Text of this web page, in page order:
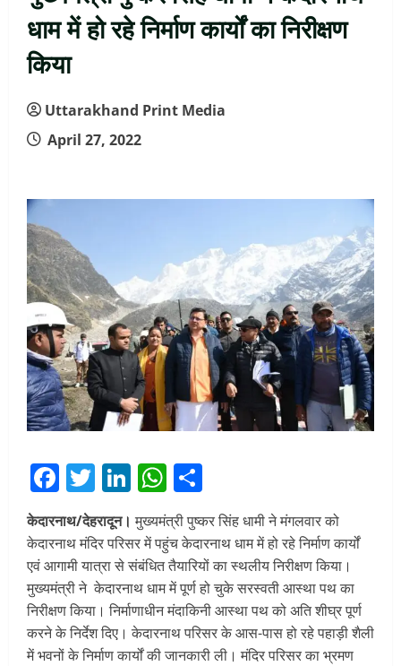
धाम में हो रहे निर्माण कार्यों का निरीक्षण
किया
Uttarakhand Print Media
April 27, 2022
Facebook
Twitter
LinkedIn
WhatsApp
केदारनाथ/देहरादून। मुख्यमंत्री पुष्कर सिंह धामी ने मंगलवार को
केदारनाथ मंदिर परिसर में पहुंच केदारनाथ धाम में हो रहे निर्माण कार्यों
एवं आगामी यात्रा से संबंधित तैयारियों का स्थलीय निरीक्षण किया।
मुख्यमंत्री ने केदारनाथ धाम में पूर्ण हो चुके सरस्वती आस्था पथ का
निरीक्षण किया। निर्माणाधीन मंदाकिनी आस्था पथ को अति शीघ्र पूर्ण
करने के निर्देश दिए। केदारनाथ परिसर के आस-पास हो रहे पहाड़ी शैली
में भवनों के निर्माण कार्यों की जानकारी ली। मंदिर परिसर का भ्रमण